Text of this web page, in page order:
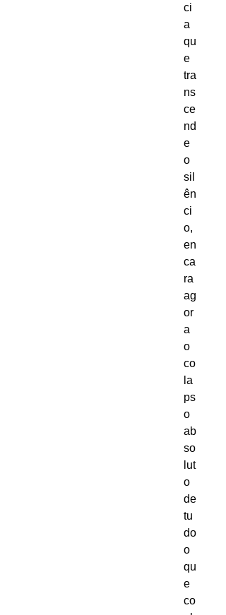
ci
a
qu
e
tra
ns
ce
nd
e
o
sil
ên
ci
o,
en
ca
ra
ag
or
a
o
co
la
ps
o
ab
so
lut
o
de
tu
do
o
qu
e
co